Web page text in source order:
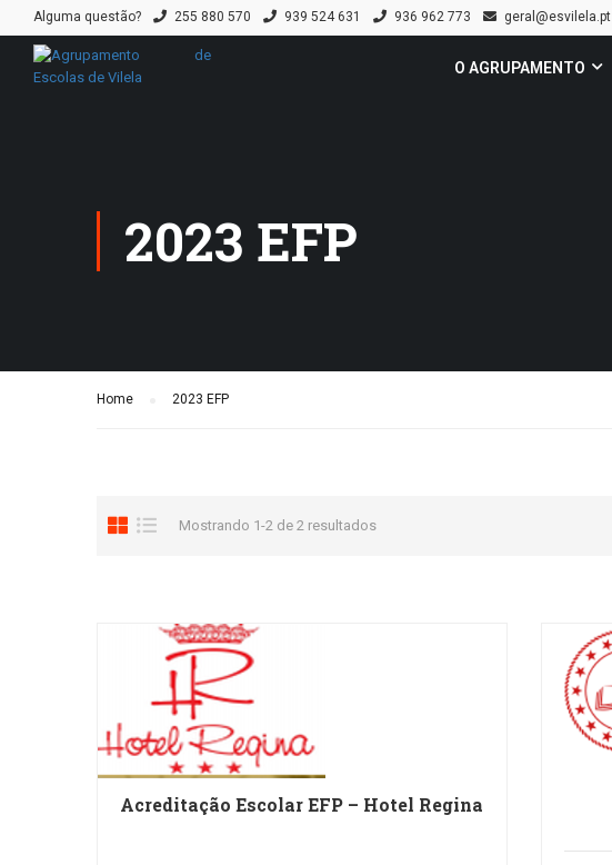
Alguma questão? 255 880 570 939 524 631 936 962 773 geral@esvilela.pt
O AGRUPAMENTO
2023 EFP
Home 2023 EFP
Mostrando 1-2 de 2 resultados
Acreditação Escolar EFP – Hotel Regina